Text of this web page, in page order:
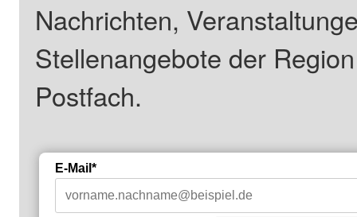
Nachrichten,
Stellenangebote der
Postfach.
E-Mail*